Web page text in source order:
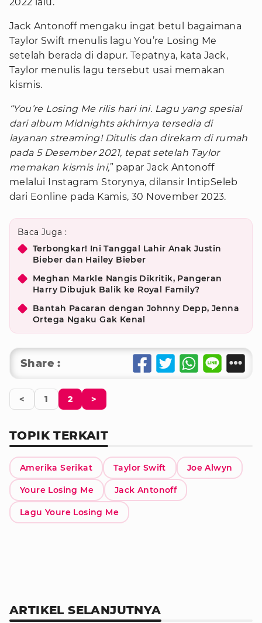
Jack Antonoff mengaku ingat betul bagaimana
Taylor Swift menulis lagu You’re Losing Me
setelah berada di dapur. Tepatnya, kata Jack,
Taylor menulis lagu tersebut usai memakan
kismis.
“You’re Losing Me rilis hari ini. Lagu yang spesial
dari album Midnights akhirnya tersedia di
layanan streaming! Ditulis dan direkam di rumah
pada 5 Desember 2021, tepat setelah Taylor
memakan kismis ini,” papar Jack Antonoff
melalui Instagram Storynya, dilansir IntipSeleb
dari Eonline pada Kamis, 30 November 2023.
Baca Juga :
Terbongkar! Ini Tanggal Lahir Anak Justin
Bieber dan Hailey Bieber
Meghan Markle Nangis Dikritik, Pangeran
Harry Dibujuk Balik ke Royal Family?
Bantah Pacaran dengan Johnny Depp, Jenna
Ortega Ngaku Gak Kenal
Share :
< 1 2 >
TOPIK TERKAIT
Amerika Serikat Taylor Swift Joe Alwyn
Youre Losing Me Jack Antonoff
Lagu Youre Losing Me
ARTIKEL SELANJUTNYA